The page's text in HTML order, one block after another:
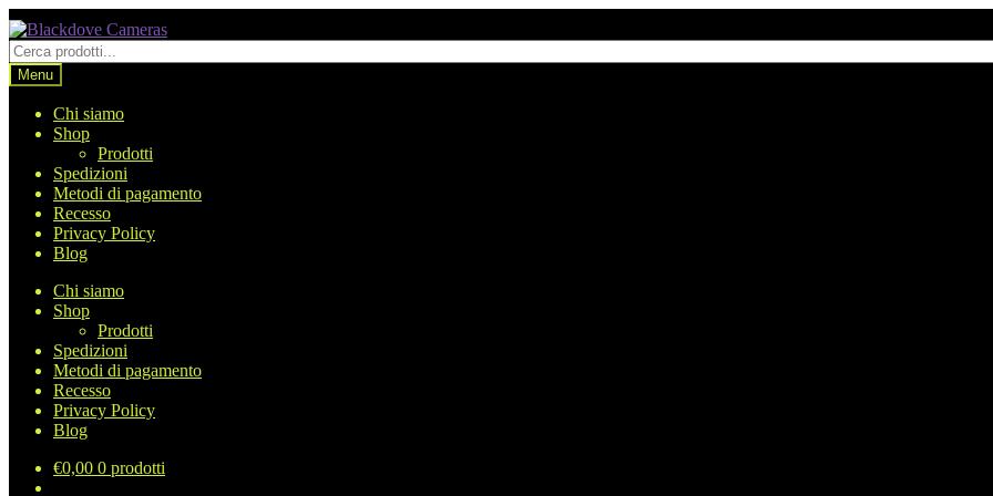
Vai
alla
navigazione
Vai
al
contenuto
Cerca
prodotti
Menu
Chi siamo
Shop
Prodotti
Spedizioni
Metodi di pagamento
Recesso
Privacy Policy
Blog
Chi siamo
Shop
Prodotti
Spedizioni
Metodi di pagamento
Recesso
Privacy Policy
Blog
€0,00 0 prodotti